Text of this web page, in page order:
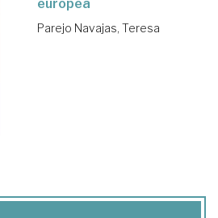
europea
Parejo Navajas, Teresa